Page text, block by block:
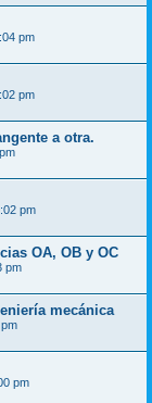
pm
pm
a otra.
pm
OA, OB y OC
pm
mecánica
pm